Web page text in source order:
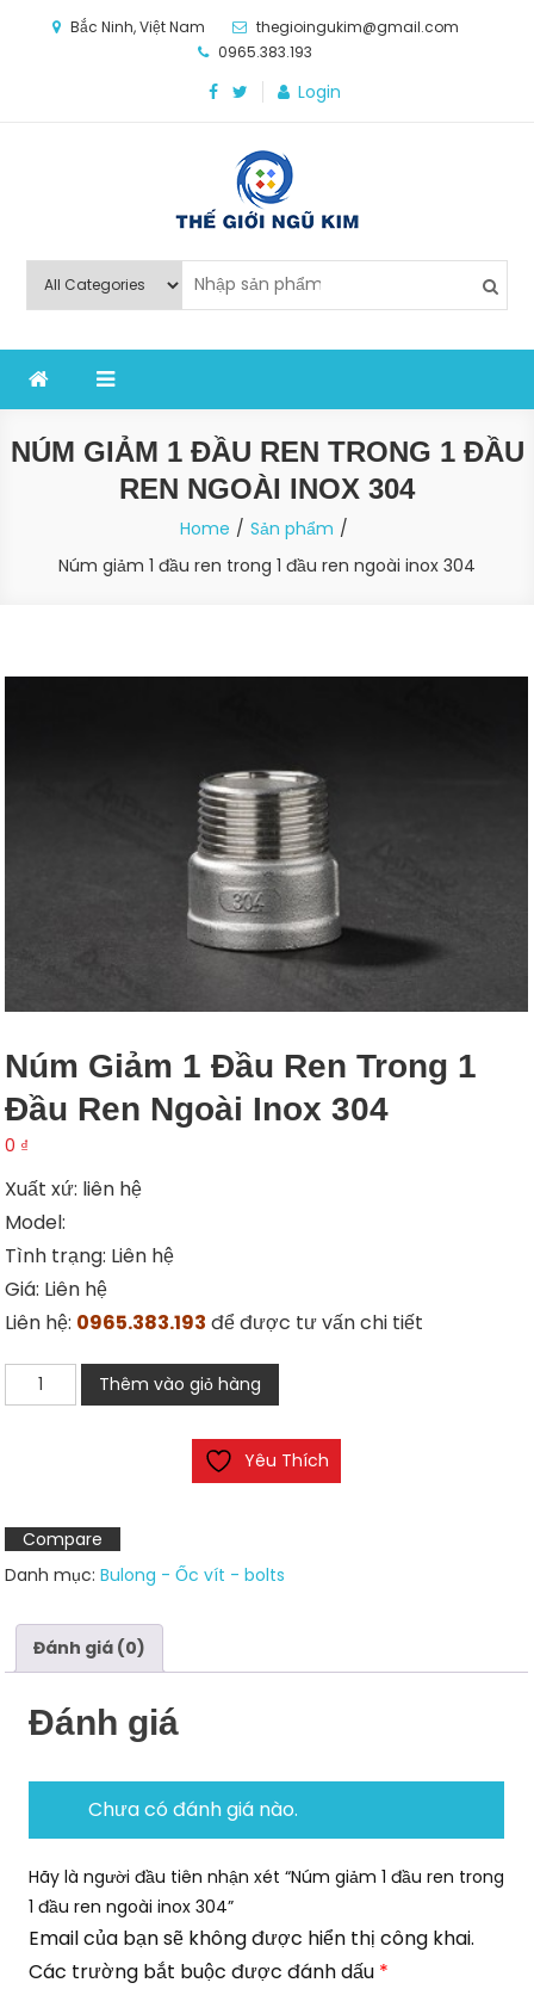
Bắc Ninh, Việt Nam
thegioingukim@gmail.com
0965.383.193
Login
Thế Giới Ngũ Kim
nghiệp sản xuất
NÚM GIẢM 1 ĐẦU REN TRONG 1 ĐẦU
REN NGOÀI INOX 304
Home
Sản phẩm
Núm giảm 1 đầu ren trong 1 đầu ren ngoài inox 304
Núm Giảm 1 Đầu Ren Trong 1
Đầu Ren Ngoài Inox 304
0 ₫
Xuất xứ: liên hệ
Model:
Tình trạng: Liên hệ
Giá: Liên hệ
Liên hệ: 0965.383.193 để được tư vấn chi tiết
Núm
giảm
trong
1
đầu
ngoài
inox
304
Thêm vào giỏ hàng
Yêu Thích
Compare
Danh mục:Bulong - Ốc vít - bolts
Đánh giá (0)
Đánh giá
Chưa có đánh giá nào.
Hãy là người đầu tiên nhận xét “Núm giảm 1 đầu ren trong
1 đầu ren ngoài inox 304”
Email của bạn sẽ không được hiển thị công khai.
Các trường bắt buộc được đánh dấu *